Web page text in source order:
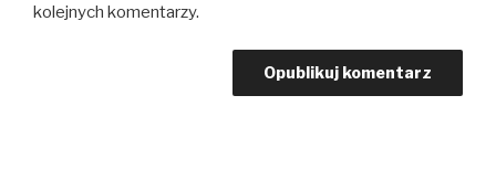
kolejnych komentarzy.